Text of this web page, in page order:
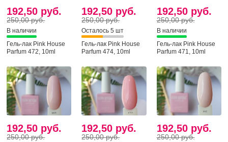
192,50 руб.
250,00 руб.
В наличии
Гель-лак Pink House
Parfum 472, 10ml
192,50 руб.
250,00 руб.
Осталось 5 шт
Гель-лак Pink House
Parfum 474, 10ml
192,50 руб.
250,00 руб.
В наличии
Гель-лак Pink House
Parfum 471, 10ml
192,50 руб.
250,00 руб.
192,50 руб.
250,00 руб.
192,50 руб.
250,00 руб.